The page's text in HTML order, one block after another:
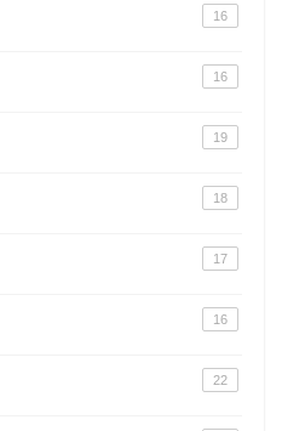
16
16
19
18
17
16
22